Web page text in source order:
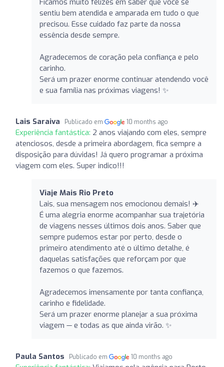
sentiu bem atendida e amparada em tudo o que
precisou. Esse cuidado faz parte da nossa
essência desde sempre.
Agradecemos de coração pela confiança e pelo
carinho.
Será um prazer enorme continuar atendendo você
e sua família nas próximas viagens! ✨
Lais Saraiva Publicado em 10 months ago
Experiência fantástica: 2 anos viajando com eles, sempre
atenciosos, desde a primeira abordagem, fica sempre a
disposição para dúvidas! Já quero programar a próxima
viagem com eles. Super indico!!!
Viaje Mais Rio Preto
Lais, sua mensagem nos emocionou demais! ✈️
É uma alegria enorme acompanhar sua trajetória
de viagens nesses últimos dois anos. Saber que
sempre pudemos estar por perto, desde o
primeiro atendimento até o último detalhe, é
daquelas satisfações que reforçam por que
fazemos o que fazemos.
Agradecemos imensamente por tanta confiança,
carinho e fidelidade.
Será um prazer enorme planejar a sua próxima
viagem — e todas as que ainda virão. ✨
Paula Santos Publicado em 10 months ago